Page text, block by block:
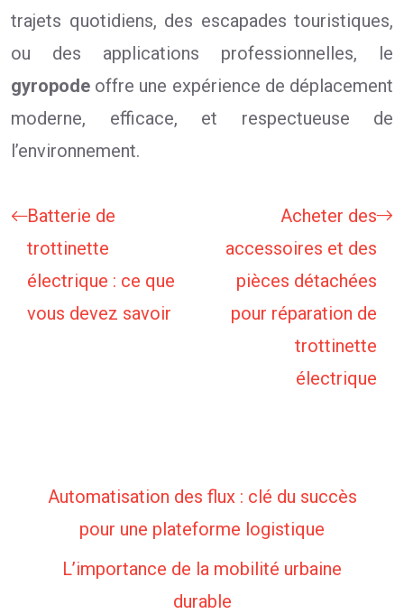
trajets quotidiens, des escapades touristiques,
ou des applications professionnelles, le
gyropode offre une expérience de déplacement
moderne, efficace, et respectueuse de
l’environnement.
Batterie de
trottinette
électrique : ce que
vous devez savoir
Acheter des
accessoires et des
pièces détachées
pour réparation de
trottinette
électrique
Automatisation des flux : clé du succès
pour une plateforme logistique
L’importance de la mobilité urbaine
durable